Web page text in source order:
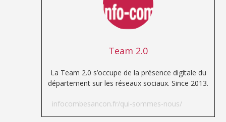
Team 2.0
La Team 2.0 s’occupe de la présence digitale du
département sur les réseaux sociaux. Since 2013.
infocombesancon.fr/qui-sommes-nous/